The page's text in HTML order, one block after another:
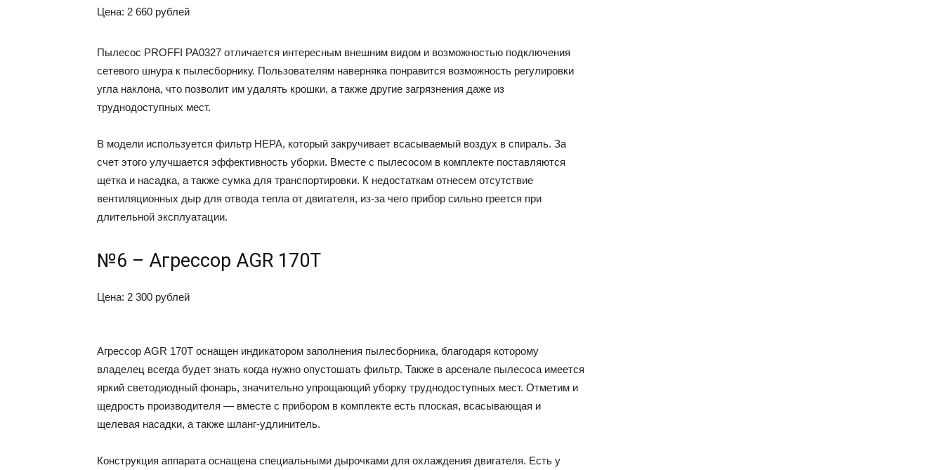
Цена: 2 660 рублей
Пылесос PROFFI PA0327 отличается интересным внешним видом и возможностью подключения
сетевого шнура к пылесборнику. Пользователям наверняка понравится возможность регулировки
угла наклона, что позволит им удалять крошки, а также другие загрязнения даже из
труднодоступных мест.
В модели используется фильтр НЕРА, который закручивает всасываемый воздух в спираль. За
счет этого улучшается эффективность уборки. Вместе с пылесосом в комплекте поставляются
щетка и насадка, а также сумка для транспортировки. К недостаткам отнесем отсутствие
вентиляционных дыр для отвода тепла от двигателя, из-за чего прибор сильно греется при
длительной эксплуатации.
№6 – Агрессор AGR 170T
Цена: 2 300 рублей
Агрессор AGR 170T оснащен индикатором заполнения пылесборника, благодаря которому
владелец всегда будет знать когда нужно опустошать фильтр. Также в арсенале пылесоса имеется
яркий светодиодный фонарь, значительно упрощающий уборку труднодоступных мест. Отметим и
щедрость производителя — вместе с прибором в комплекте есть плоская, всасывающая и
щелевая насадки, а также шланг-удлинитель.
Конструкция аппарата оснащена специальными дырочками для охлаждения двигателя. Есть у